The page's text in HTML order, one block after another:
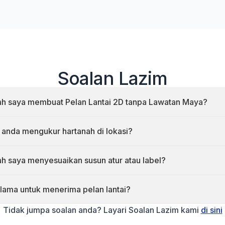
Soalan Lazim
saya membuat Pelan Lantai 2D tanpa Lawatan Maya?
mengukur hartanah di lokasi?
digunakan.
saya menyesuaikan susun atur atau label?
untuk menerima pelan lantai?
biasanya2–3 hari bekerja selepas imbasan.
Tidak jumpa soalan anda? Layari Soalan Lazim kami di sini